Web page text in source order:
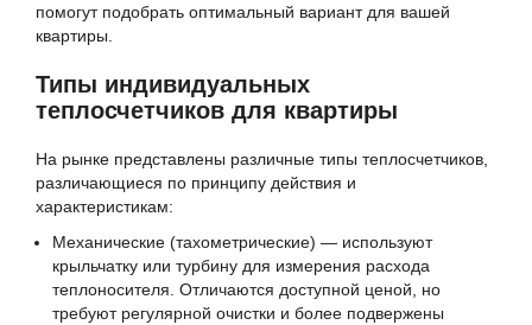
помогут подобрать оптимальный вариант для вашей
квартиры.
Типы индивидуальных
теплосчетчиков для квартиры
На рынке представлены различные типы теплосчетчиков,
различающиеся по принципу действия и
характеристикам:
Механические (тахометрические) — используют
крыльчатку или турбину для измерения расхода
теплоносителя. Отличаются доступной ценой, но
требуют регулярной очистки и более подвержены